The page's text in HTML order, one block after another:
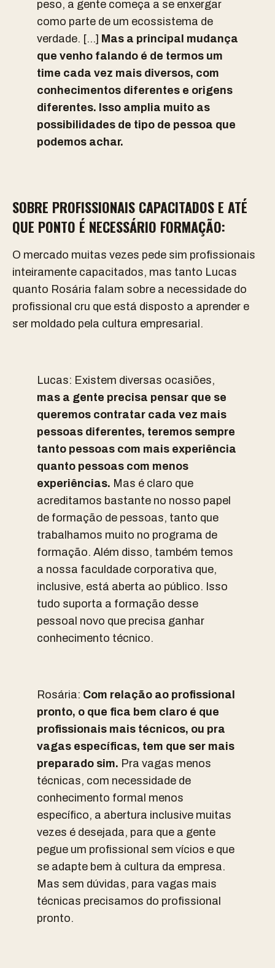
peso, a gente começa a se enxergar
como parte de um ecossistema de
verdade. […] Mas a principal mudança
que venho falando é de termos um
time cada vez mais diversos, com
conhecimentos diferentes e origens
diferentes. Isso amplia muito as
possibilidades de tipo de pessoa que
podemos achar.
SOBRE PROFISSIONAIS CAPACITADOS E ATÉ
QUE PONTO É NECESSÁRIO FORMAÇÃO:
O mercado muitas vezes pede sim profissionais
inteiramente capacitados, mas tanto Lucas
quanto Rosária falam sobre a necessidade do
profissional cru que está disposto a aprender e
ser moldado pela cultura empresarial.
Lucas: Existem diversas ocasiões,
mas a gente precisa pensar que se
queremos contratar cada vez mais
pessoas diferentes, teremos sempre
tanto pessoas com mais experiência
quanto pessoas com menos
experiências. Mas é claro que
acreditamos bastante no nosso papel
de formação de pessoas, tanto que
trabalhamos muito no programa de
formação. Além disso, também temos
a nossa faculdade corporativa que,
inclusive, está aberta ao público. Isso
tudo suporta a formação desse
pessoal novo que precisa ganhar
conhecimento técnico.
Rosária: Com relação ao profissional
pronto, o que fica bem claro é que
profissionais mais técnicos, ou pra
vagas específicas, tem que ser mais
preparado sim. Pra vagas menos
técnicas, com necessidade de
conhecimento formal menos
específico, a abertura inclusive muitas
vezes é desejada, para que a gente
pegue um profissional sem vícios e que
se adapte bem à cultura da empresa.
Mas sem dúvidas, para vagas mais
técnicas precisamos do profissional
pronto.